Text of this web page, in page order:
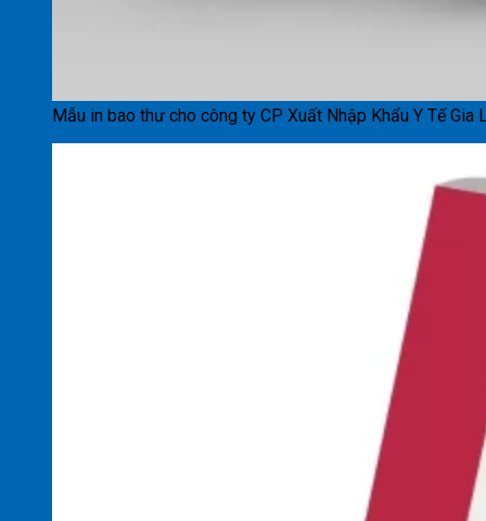
Mẫu in bao thư cho công ty CP Xuất Nhập Khẩu Y Tế Gia